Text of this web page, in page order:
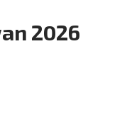
2026